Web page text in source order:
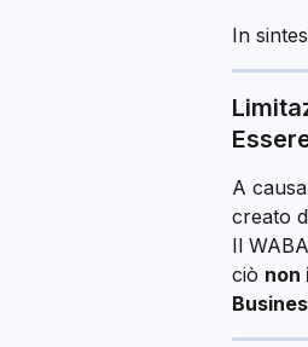
In
A
creato
Il
ciò non